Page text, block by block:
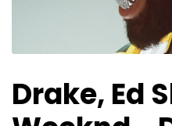
Drake, Ed